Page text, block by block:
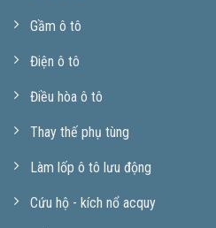
Gầm ô tô
Điện ô tô
Điều hòa ô tô
Thay thế phụ tùng
Làm lốp ô tô lưu động
Cứu hộ - kích nổ acquy